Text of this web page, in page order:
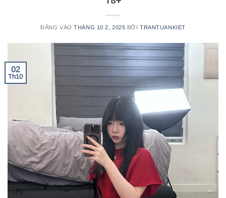
ĐĂNG VÀOTHÁNG 10 2, 2025 BỞITRANTUANKIET
02
Th10